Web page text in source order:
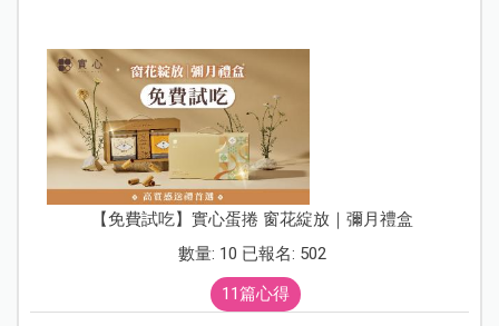
【免費試吃】實心蛋捲 窗花綻放｜彌月禮盒
數量: 10 已報名: 502
11篇心得